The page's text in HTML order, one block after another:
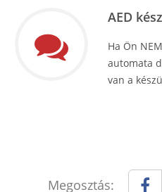
AED
Ha Ön
automata
van a
Megosztás: